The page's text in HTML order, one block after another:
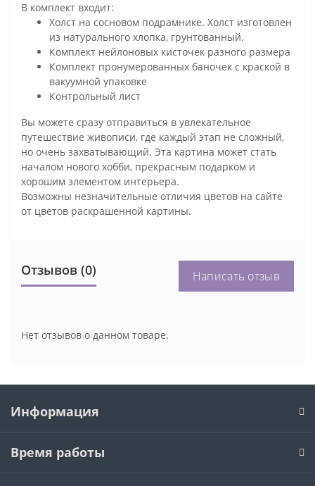
В комплект входит:
Холст на сосновом подрамнике. Холст изготовлен
из натурального хлопка, грунтованный.
Комплект нейлоновых кисточек разного размера
Комплект пронумерованных баночек с краской в
вакуумной упаковке
Контрольный лист
Вы можете сразу отправиться в увлекательное
путешествие живописи, где каждый этап не сложный,
но очень захватывающий. Эта картина может стать
началом нового хобби, прекрасным подарком и
хорошим элементом интерьера.
Возможны незначительные отличия цветов на сайте
от цветов раскрашенной картины.
Отзывов (0) Написать отзыв
Нет отзывов о данном товаре.
Информация
Время работы